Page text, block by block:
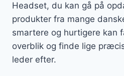
Headset, du kan gå på
produkter fra mange
smartere og hurtigere kan
overblik og finde lige
leder efter.